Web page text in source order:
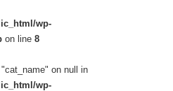
wp-
on line 8
on null in
wp-